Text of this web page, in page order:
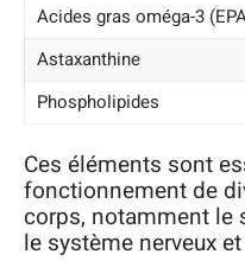
Acides gras oméga-3
Astaxanthine
Phospholipides
Ces éléments sont
fonctionnement de
corps, notamment le
le système nerveux